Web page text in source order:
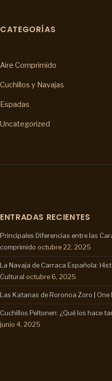
CATEGORÍAS
Aire Comprimido
Cuchillos y Navajas
Espadas
Uncategorized
ENTRADAS RECIENTES
Principales Diferencias entre las
comprimido octubre 22, 2025
La Navaja de Carraca Española:
Cultural octubre 6, 2025
Las Katanas de Roronoa Zoro | One
Cuchillos Peltonen: ¿Qué los hace
junio 4, 2025